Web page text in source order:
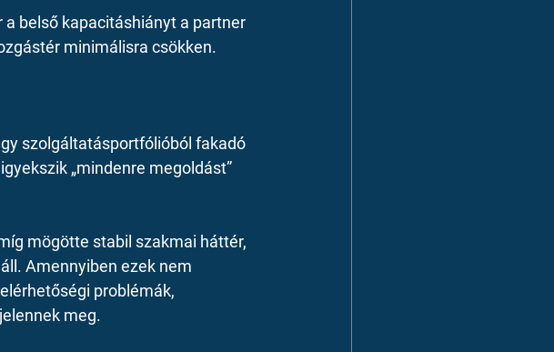
belső kapacitáshiányt a partner
minimálisra csökken.
szolgáltatásportfólióból fakadó
„mindenre megoldást”
mögötte stabil szakmai háttér,
Amennyiben ezek nem
problémák,
meg.